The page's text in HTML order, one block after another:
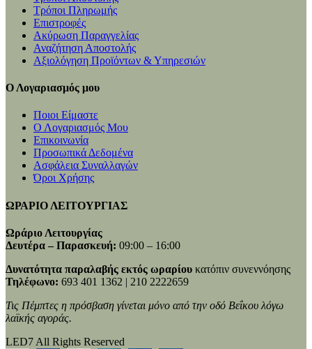
Τρόποι Πληρωμής
Επιστροφές
Ακύρωση Παραγγελίας
Αναζήτηση Αποστολής
Αξιολόγηση Προϊόντων & Υπηρεσιών
Ο Λογαριασμός μου
Ποιοι Είμαστε
Ο Λογαριασμός Μου
Επικοινωνία
Προσωπικά Δεδομένα
Ασφάλεια Συναλλαγών
Όροι Χρήσης
ΩΡΑΡΙΟ ΛΕΙΤΟΥΡΓΙΑΣ
Ωράριο Λειτουργίας
Δευτέρα – Παρασκευή: 09:00 – 16:00
Δυνατότητα παραλαβής εκτός ωραρίου κατόπιν συνεννόησης
Τηλέφωνο: 693 401 1362 | 210 2222659
Τις Πέμπτες η πρόσβαση γίνεται μόνο από την οδό Βεΐκου λόγω
λαϊκής αγοράς.
LED7 All Rights Reserved